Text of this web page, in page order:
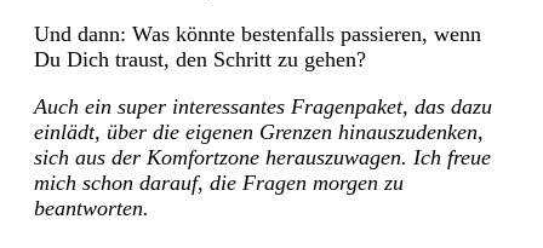
Und dann: Was könnte bestenfalls passieren, wenn
Du Dich traust, den Schritt zu gehen?
Auch ein super interessantes Fragenpaket, das dazu
einlädt, über die eigenen Grenzen hinauszudenken,
sich aus der Komfortzone herauszuwagen. Ich freue
mich schon darauf, die Fragen morgen zu
beantworten.